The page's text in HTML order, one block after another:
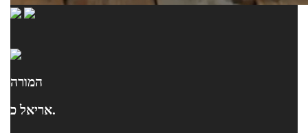
המורה
אריאל כ.